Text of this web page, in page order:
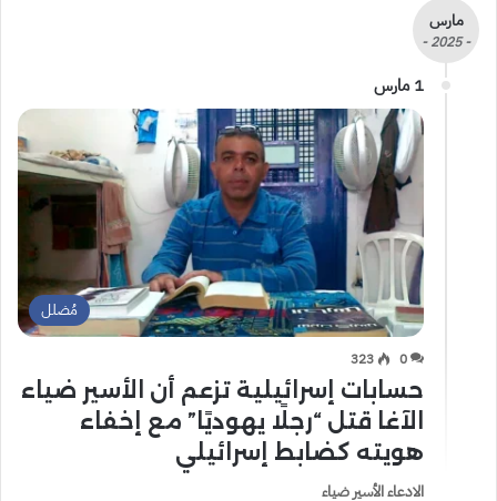
مارس
- 2025 -
1 مارس
مُضلل
0
323
حسابات إسرائيلية تزعم أن الأسير ضياء
الآغا قتل “رجلًا يهوديًا” مع إخفاء
هويته كضابط إسرائيلي
الادعاء الأسير ضياء